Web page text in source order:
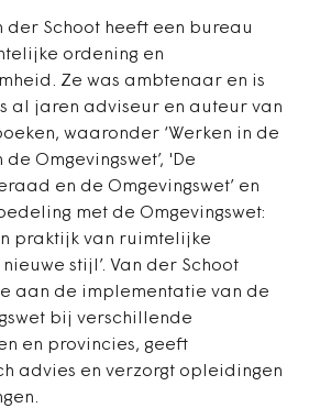
der Schoot heeft een bureau
ordening en
Ze was ambtenaar en is
al jaren adviseur en auteur van
waaronder ‘Werken in de
de Omgevingswet’, 'De
en de Omgevingswet’ en
met de Omgevingswet:
praktijk van ruimtelijke
stijl’. Van der Schoot
aan de implementatie van de
bij verschillende
en provincies, geeft
advies en verzorgt opleidingen